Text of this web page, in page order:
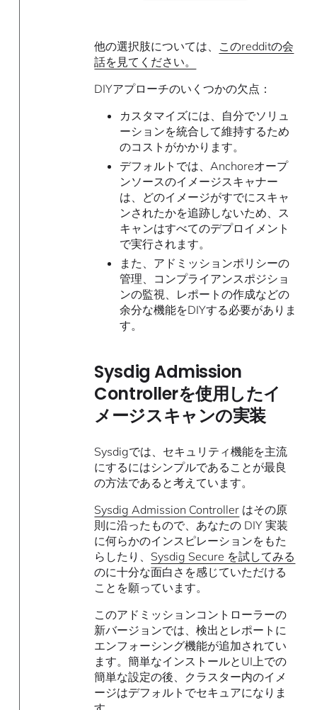
他の選択肢については、 このredditの会
話を見てください。
DIYアプローチのいくつかの欠点：
カスタマイズには、自分でソリュ
ーションを統合して維持するため
のコストがかかります。
デフォルトでは、Anchoreオープ
ンソースのイメージスキャナー
は、どのイメージがすでにスキャ
ンされたかを追跡しないため、ス
キャンはすべてのデプロイメント
で実行されます。
また、アドミッションポリシーの
管理、コンプライアンスポジショ
ンの監視、レポートの作成などの
余分な機能をDIYする必要がありま
す。
Sysdig Admission
Controllerを使用したイ
メージスキャンの実装
Sysdigでは、セキュリティ機能を主流
にするにはシンプルであることが最良
の方法であると考えています。
Sysdig Admission Controller はその原
則に沿ったもので、あなたの DIY 実装
に何らかのインスピレーションをもた
らしたり、 Sysdig Secure を試してみる
のに十分な面白さを感じていただける
ことを願っています。
このアドミッションコントローラーの
新バージョンでは、検出とレポートに
エンフォーシング機能が追加されてい
ます。簡単なインストールとUI上での
簡単な設定の後、クラスター内のイメ
ージはデフォルトでセキュアになりま